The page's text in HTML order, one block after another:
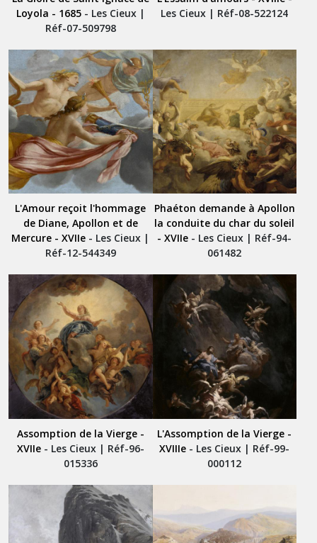
Loyola - 1685- Les Cieux |
Réf-07-509798
Les Cieux | Réf-08-522124
L'Amour reçoit l'hommage
de Diane, Apollon et de
Mercure - XVIIe - Les Cieux |
Réf-12-544349
Phaéton demande à Apollon
la conduite du char du soleil
- XVIIe - Les Cieux | Réf-94-
061482
Assomption de la Vierge -
XVIIe- Les Cieux | Réf-96-
015336
L'Assomption de la Vierge -
XVIIIe - Les Cieux | Réf-99-
000112